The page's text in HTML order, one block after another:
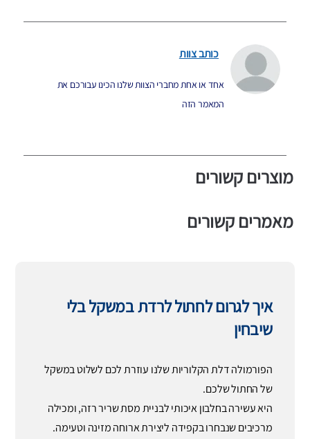
כותב צוות
אחד או אחת מחברי הצוות שלנו הכינו עבורכם את
המאמר הזה
מוצרים קשורים
מאמרים קשורים
איך לגרום לחתול לרדת במשקל בלי
שיבחין
הפורמולה דלת הקלוריות שלנו עוזרת לכם לשלוט במשקל
של החתול שלכם.
היא עשירה בחלבון איכותי לבניית מסת שריר רזה, ומכילה
מרכיבים שנבחרו בקפידה ליצירת ארוחה מזינה וטעימה.